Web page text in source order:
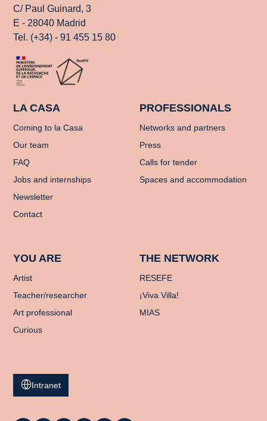
C/ Paul Guinard, 3
E - 28040 Madrid
Tel. (+34) - 91 455 15 80
LA CASA
Coming to la Casa
Our team
FAQ
Jobs and internships
Newsletter
Contact
PROFESSIONALS
Networks and partners
Press
Calls for tender
Spaces and accommodation
YOU ARE
Artist
Teacher/researcher
Art professional
Curious
THE NETWORK
RESEFE
¡Viva Villa!
MIAS
Intranet